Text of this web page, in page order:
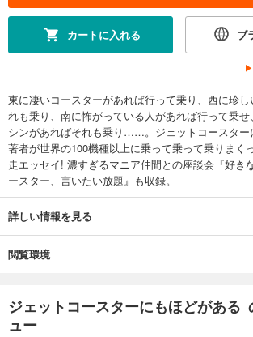
カートに入れる ブ
東に凄いコースターがあれば行って乗り、西に珍
れも乗り、南に怖がっている人があれば行って乗
シンがあればそれも乗り……。ジェットコースター
著者が世界の100機種以上に乗って乗って乗りまく
走エッセイ! 濃すぎるマニア仲間との座談会『好き
ースター、言いたい放題』も収録。
詳しい情報を見る
閲覧環境
ジェットコースターにもほどがある
ュー